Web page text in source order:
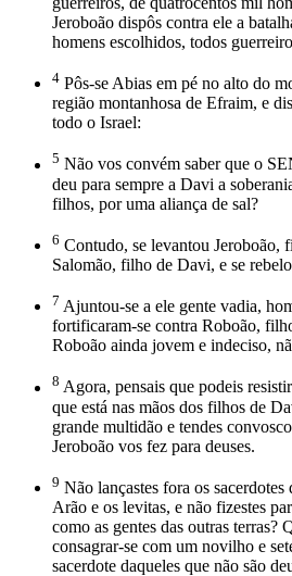
Jeroboão dispôs contra ele a
homens escolhidos, todos
4 Pôs-se Abias em pé no alto do
região montanhosa de Efraim, e
todo o Israel:
5 Não vos convém saber que o
deu para sempre a Davi a
filhos, por uma aliança de sal?
6 Contudo, se levantou Jeroboão,
Salomão, filho de Davi, e se
7 Ajuntou-se a ele gente vadia,
fortificaram-se contra Roboão,
Roboão ainda jovem e indeciso,
8 Agora, pensais que podeis
que está nas mãos dos filhos de
grande multidão e tendes
Jeroboão vos fez para deuses.
9 Não lançastes fora os
Arão e os levitas, e não fizestes
como as gentes das outras terras?
consagrar-se com um novilho e
sacerdote daqueles que não são